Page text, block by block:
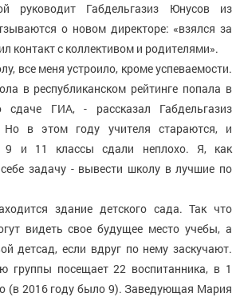
руководит Габдельгазиз Юнусов из
о новом директоре: «взялся за
контакт с коллективом и родителями».
все меня устроило, кроме успеваемости.
в республиканском рейтинге попала в
сдаче ГИА, - рассказал Габдельгазиз
Но в этом году учителя стараются, и
9 и 11 классы сдали неплохо. Я, как
задачу - вывести школу в лучшие по
здание детского сада. Так что
видеть свое будущее место учебы, а
детсад, если вдруг по нему заскучают.
посещает 22 воспитанника, в 1
(в 2016 году было 9). Заведующая Мария